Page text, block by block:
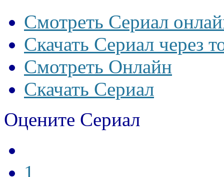
Смотреть Сериал
Скачать Сериал через
Смотреть Онлайн
Скачать Сериал
Оцените Сериал
1